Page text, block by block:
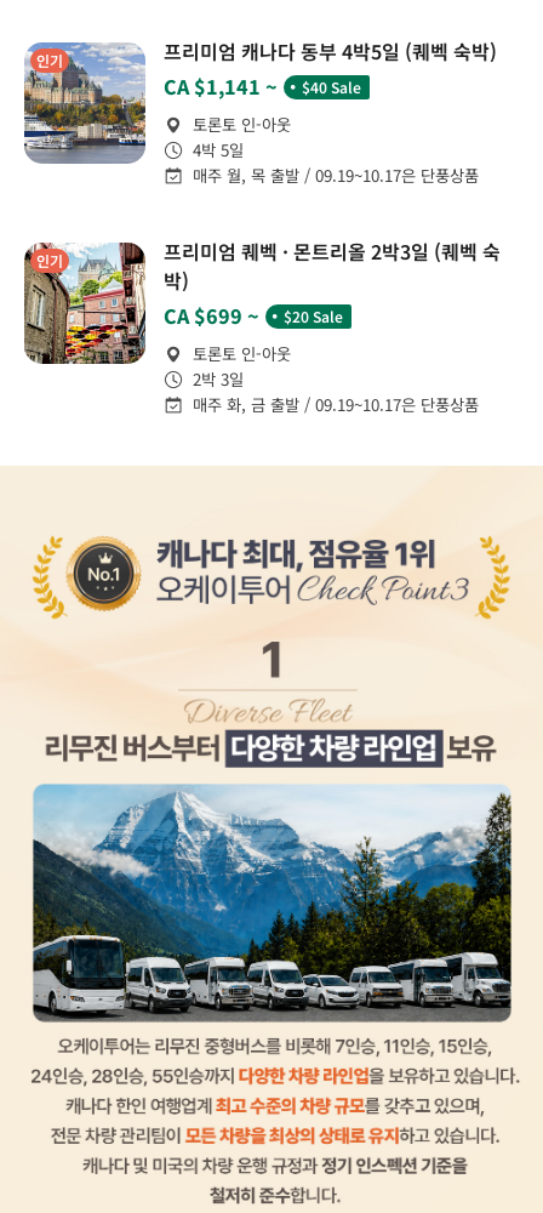
인기
프리미엄 캐나다 동부 4박5일 (퀘벡 숙박)
CA $1,141 ~
$40 Sale
˙
토론토 인-아웃
4박 5일
매주 월, 목 출발 / 09.19~10.17은 단풍상품
인기
프리미엄 퀘벡 · 몬트리올 2박3일 (퀘벡 숙
박)
CA $699 ~
$20 Sale
˙
토론토 인-아웃
2박 3일
매주 화, 금 출발 / 09.19~10.17은 단풍상품